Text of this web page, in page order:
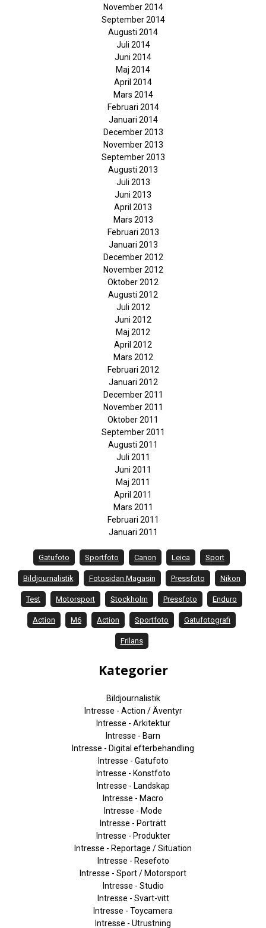
November 2014
September 2014
Augusti 2014
Juli 2014
Juni 2014
Maj 2014
April 2014
Mars 2014
Februari 2014
Januari 2014
December 2013
November 2013
September 2013
Augusti 2013
Juli 2013
Juni 2013
April 2013
Mars 2013
Februari 2013
Januari 2013
December 2012
November 2012
Oktober 2012
Augusti 2012
Juli 2012
Juni 2012
Maj 2012
April 2012
Mars 2012
Februari 2012
Januari 2012
December 2011
November 2011
Oktober 2011
September 2011
Augusti 2011
Juli 2011
Juni 2011
Maj 2011
April 2011
Mars 2011
Februari 2011
Januari 2011
Gatufoto Sportfoto Canon Leica Sport
Bildjournalistik Fotosidan Magasin Pressfoto Nikon
Test Motorsport Stockholm Pressfoto Enduro
Action M6 Action Sportfoto Gatufotografi
Frilans
Kategorier
Bildjournalistik
Intresse - Action / Äventyr
Intresse - Arkitektur
Intresse - Barn
Intresse - Digital efterbehandling
Intresse - Gatufoto
Intresse - Konstfoto
Intresse - Landskap
Intresse - Macro
Intresse - Mode
Intresse - Porträtt
Intresse - Produkter
Intresse - Reportage / Situation
Intresse - Resefoto
Intresse - Sport / Motorsport
Intresse - Studio
Intresse - Svart-vitt
Intresse - Toycamera
Intresse - Utrustning